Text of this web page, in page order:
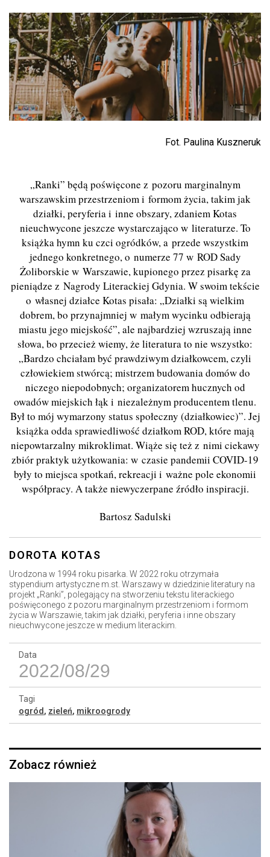
Fot. Paulina Kuszneruk
„Ranki” będą poświęcone z pozoru marginalnym
warszawskim przestrzeniom i formom życia, takim jak
działki, peryferia i inne obszary, zdaniem Kotas
nieuchwycone jeszcze wystarczająco w literaturze. To
książka hymn ku czci ogródków, a przede wszystkim
jednego konkretnego, o numerze 77 w ROD Sady
Żoliborskie w Warszawie, kupionego przez pisarkę za
pieniądze z Nagrody Literackiej Gdynia. W swoim tekście
o własnej działce Kotas pisała: „Działki są wielkim
dobrem, bo przynajmniej w małym wycinku odbierają
miastu jego miejskość”, ale najbardziej wzruszają inne
słowa, bo przecież wiemy, że literatura to nie wszystko:
„Bardzo chciałam być prawdziwym działkowcem, czyli
człowiekiem stwórcą; mistrzem budowania domów do
niczego niepodobnych; organizatorem hucznych od
owadów miejskich łąk i niezależnym producentem tlenu.
Był to mój wymarzony status społeczny (działkowiec)”. Jej
książka odda sprawiedliwość działkom ROD, które mają
niepowtarzalny mikroklimat. Wiąże się też z nimi ciekawy
zbiór praktyk użytkowania: w czasie pandemii COVID-19
były to miejsca spotkań, rekreacji i ważne pole ekonomii
współpracy. A także niewyczerpane źródło inspiracji.
Bartosz Sadulski
DOROTA KOTAS
Urodzona w 1994 roku pisarka. W 2022 roku otrzymała
stypendium artystyczne m.st. Warszawy w dziedzinie literatury na
projekt „Ranki”, polegający na stworzeniu tekstu literackiego
poświęconego z pozoru marginalnym przestrzeniom i formom
życia w Warszawie, takim jak działki, peryferia i inne obszary
nieuchwycone jeszcze w medium literackim.
Data
2022/08/29
Tagi
ogród , zieleń, mikroogrody
Zobacz również